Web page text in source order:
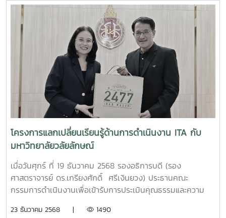
ปีงบประมาณ พ.ศ. 2569 ภายใต้หัวข้อ "องค์กรโปร่งใสไร้ทุจริต
และสินบน" เพื่อเสริมสร้างองค์ความรู้ด้านกฎหมายเกี่ยวกับการ
ต่อต้านการทุจริตและประพฤติมิชอบแก่บุคลากร ตลอดจนฝึก
ปฏิบัติการวิเคราะห์สถานการณ์ที่อาจนำไปสู่ปัญหาการกระทำ
ทุจริต โดยมี รองศาสตราจารย์ ดร.เกรียงศักดิ์ ศรีเงินยวง รอง
อธิการบดีมหาวิทยาลัยแม่โจ้ และประธานคณะกรรมการดำเนิน
งานเพื่อเข้ารับการประเมินคุณธรรมและความโปร่งใสในการ
ดำเนินงานของหน่วยงานภาครัฐ (ITA) ของมหาวิทยาลัยแม่โจ้
เป็นประธานในพิธีเปิด และได้รับเกียรติจาก คุณยุทธนา จาวรุ่ง
ฤทธิ์ และ คุณสราวุฒิ เศรษฐกร เจ้าพนักงานป้องกันการทุจริต
ชำนาญการพิเศษ สังกัดสำนักมาตรการป้องกันการทุจริต
สำนักงานคณะกรรมการป้องกันและปราบปรามการ ทุจริตแห่ง
ชาติ หรือ ป.ป.ช. เป็นวิทยากรบรรยาย และดำเนินกิจกรรมเชิง
ปฏิบัติการภายใต้หัวข้อ เรื่อง "องค์กรโปร่งใสไร้ทุจริตและสินบน"
โครงการนี้ มีผู้บริหารและบุคลากรจากส่วนงาน หน่วยงานต่างๆ
ภายในมหาวิทยาลัยเข้าร่วมฝึกอบรมในรูปแบบออนไซต์ จำนวน
อำนวย ยศสุข มหาวิทยาลัยแม่โจ้ อีกทั้งยังมีการถ่ายทอดสดผ่าน
โครงการแลกเปลี่ยนเรียนรู้ด้านการดำเนินงาน ITA กับ
มหาวิทยาลัยวลัยลักษณ์
เมื่อวันศุกร์ ที่ 19 ธันวาคม 2568 รองอธิการบดี (รอง
ศาสตราจารย์ ดร.เกรียงศักดิ์ ศรีเงินยวง) ประธานคณะ
กรรมการดำเนินงานเพื่อเข้ารับการประเมินคุณธรรมและความ
มหาวิทยาลัยแม่โจ้ พร้อมด้วยฝ่ายกฎหมาย สำนักงาน
23 ธันวาคม 2568 | 1490